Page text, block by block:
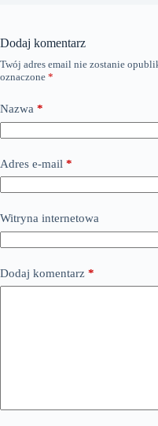
Dodaj komentarz
Twój adres email nie zostanie
oznaczone *
Nazwa *
Adres e-mail *
Witryna internetowa
Dodaj komentarz *